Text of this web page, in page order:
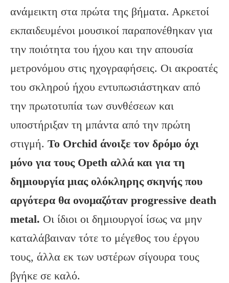
ανάμεικτη στα πρώτα της βήματα. Αρκετοί
εκπαιδευμένοι μουσικοί παραπονέθηκαν για
την ποιότητα του ήχου και την απουσία
μετρονόμου στις ηχογραφήσεις. Οι ακροατές
του σκληρού ήχου εντυπωσιάστηκαν από
την πρωτοτυπία των συνθέσεων και
υποστήριξαν τη μπάντα από την πρώτη
στιγμή. Το Orchid άνοιξε τον δρόμο όχι
μόνο για τους Opeth αλλά και για τη
δημιουργία μιας ολόκληρης σκηνής που
αργότερα θα ονομαζόταν progressive death
metal. Οι ίδιοι οι δημιουργοί ίσως να μην
καταλάβαιναν τότε το μέγεθος του έργου
τους, άλλα εκ των υστέρων σίγουρα τους
βγήκε σε καλό.